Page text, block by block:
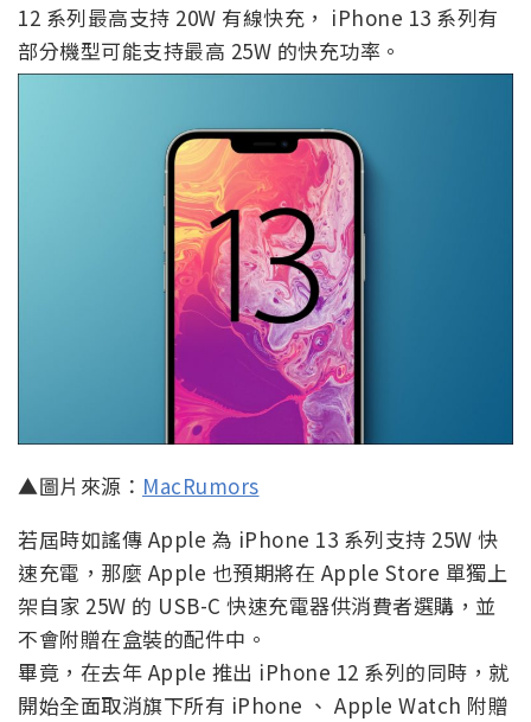
12 系列最高支持 20W 有線快充， iPhone 13 系列有
部分機型可能支持最高 25W 的快充功率。
▲圖片來源： MacRumors
若屆時如謠傳 Apple 為 iPhone 13 系列支持 25W 快
速充電，那麼 Apple 也預期將在 Apple Store 單獨上
架自家 25W 的 USB-C 快速充電器供消費者選購，並
不會附贈在盒裝的配件中。
畢竟，在去年 Apple 推出 iPhone 12 系列的同時，就
開始全面取消旗下所有 iPhone 、 Apple Watch 附贈